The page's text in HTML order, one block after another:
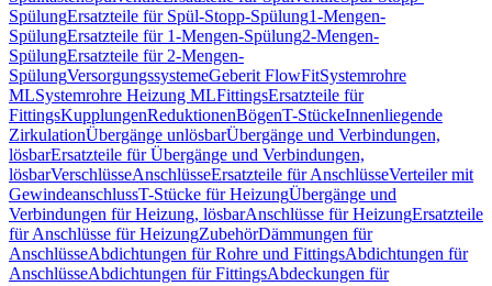
SpülungErsatzteile für Spül-Stopp-Spülung1-Mengen-
SpülungErsatzteile für 1-Mengen-Spülung2-Mengen-
SpülungErsatzteile für 2-Mengen-
SpülungVersorgungssystemeGeberit FlowFitSystemrohre
MLSystemrohre Heizung MLFittingsErsatzteile für
FittingsKupplungenReduktionenBögenT-StückeInnenliegende
ZirkulationÜbergänge unlösbarÜbergänge und Verbindungen,
lösbarErsatzteile für Übergänge und Verbindungen,
lösbarVerschlüsseAnschlüsseErsatzteile für AnschlüsseVerteiler mit
GewindeanschlussT-Stücke für HeizungÜbergänge und
Verbindungen für Heizung, lösbarAnschlüsse für HeizungErsatzteile
für Anschlüsse für HeizungZubehörDämmungen für
AnschlüsseAbdichtungen für Rohre und FittingsAbdichtungen für
AnschlüsseAbdichtungen für FittingsAbdeckungen für